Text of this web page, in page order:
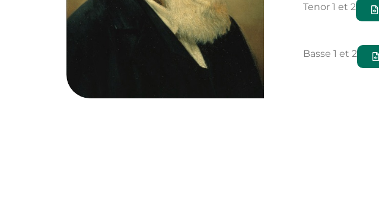
Tenor 1 et 2
Basse 1 et 2